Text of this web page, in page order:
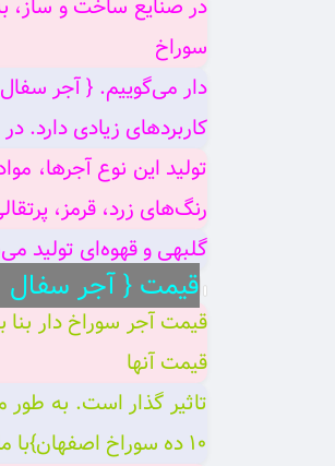
سوراخ
کاربردهای زیادی دارد. در
رنگ‌های زرد، قرمز،
گلبهی و قهوه‌ای تولید
قیمت { آجر سفال ۱۰ ده سوراخ اصفهان}
قیمت آجر سوراخ دار
قیمت آنها
۱۰ ده سوراخ اصفهان}با ما در